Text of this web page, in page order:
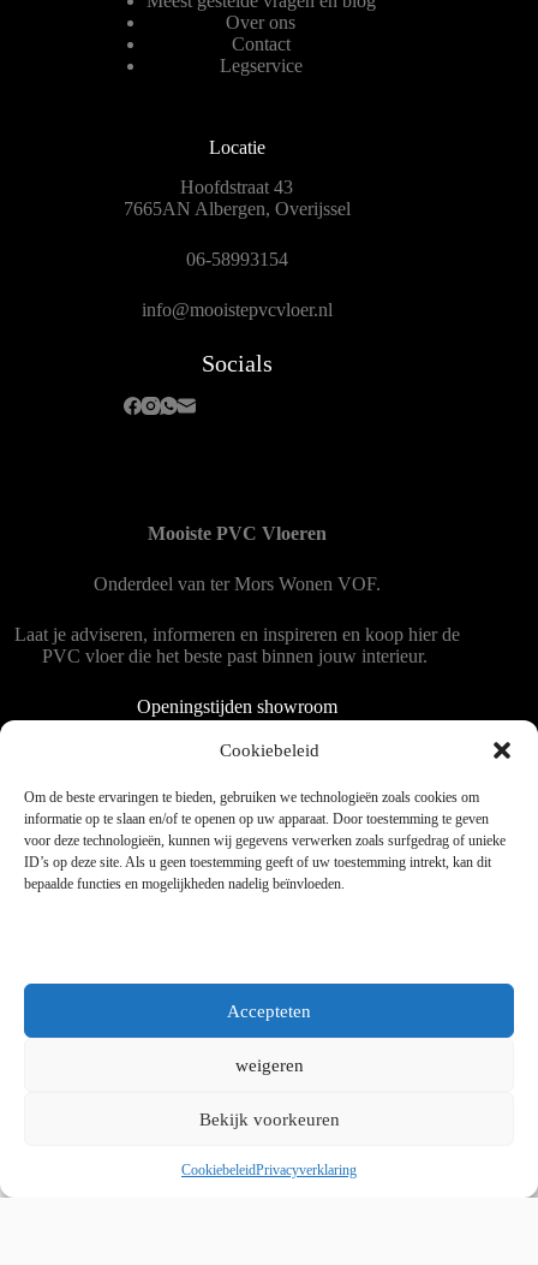
Cookiebeleid
Om de beste ervaringen te bieden, gebruiken we technologieën zoals cookies om
informatie op te slaan en/of te openen op uw apparaat. Door toestemming te geven
voor deze technologieën, kunnen wij gegevens verwerken zoals surfgedrag of unieke
ID’s op deze site. Als u geen toestemming geeft of uw toestemming intrekt, kan dit
bepaalde functies en mogelijkheden nadelig beïnvloeden.
Accepteten
weigeren
Bekijk voorkeuren
CookiebeleidPrivacyverklaring
Over ons
Contact
Legservice
Locatie
Hoofdstraat 43
7665AN Albergen, Overijssel
06-58993154
info@mooistepvcvloer.nl
Socials
Mooiste PVC Vloeren
Onderdeel van ter Mors Wonen VOF.
Laat je adviseren, informeren en inspireren en koop hier de
PVC vloer die het beste past binnen jouw interieur.
Openingstijden showroom
Dinsdag tot en met vrijdag 9:00 - 18:00
Zaterdag 9:00 tot 15:00
Copyright © 2025 - WordPress thema door blocksy - Made by
Jim ter Mors
Kvk 06060864 / BTW 8078.50.305.B01